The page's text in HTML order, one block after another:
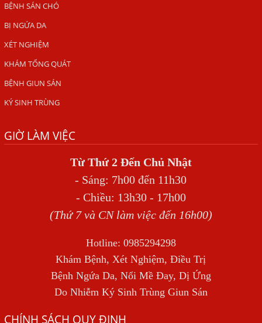
HÀ NỘI – NHIỄM BA LOẠI KÝ SINH TRÙNG DO THÓI QUEN
ĂN MỘT MÓN ĂN SÁNG
ẤU TRÙNG SÁN CHÓ DI CHUYỂN QUA DA GÂY NGỨA
VIÊM DA ĐỒNG TIỀN
Tại sao khám bệnh viện da liễu nhiều năm không hết
ngứa?
SÁN TRONG NÃO GÂY RA CÁC TRIỆU CHỨNG NHƯ TÂM
Địa Chỉ Điều Trị Bệnh Sán Dây Uy Tín Tại Hà Nội
TỔNG QUAN VỀ NHIỄM GIUN LƯƠN
Đầu Hàng Vì Trị Nhiều Lần Không Khỏi
NHIỄM TRÙNG NÃO DO AMIP, VIÊM MÀNG NÃO DO AMIP
NGUYÊN PHÁT
BỆNH SÁN CHÓ
BỊ NGỨA DA
XÉT NGHIỆM
KHÁM TỔNG QUÁT
BỆNH GIUN SÁN
KÝ SINH TRÙNG
GIỜ LÀM VIỆC
Từ Thứ 2 Đến Chủ Nhật
- Sáng: 7h00 đến 11h30
- Chiều: 13h30 - 17h00
(Thứ 7 và CN làm việc đến 16h00)
Hotline: 0985294298
Khám Bệnh, Xét Nghiệm, Điều Trị
Bệnh Ngứa Da, Nổi Mề Đay, Dị Ứng
Do Nhiễm Ký Sinh Trùng Giun Sán
CHÍNH SÁCH QUY ĐỊNH